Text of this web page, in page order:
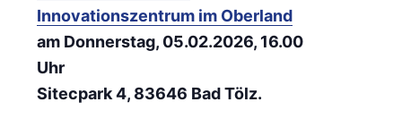
Innovationszentrum im Oberland
am Donnerstag, 05.02.2026, 16.00
Uhr
Sitecpark 4, 83646 Bad Tölz.